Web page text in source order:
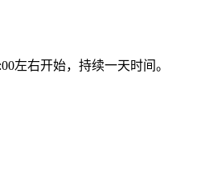
左右开始，持续一天时间。